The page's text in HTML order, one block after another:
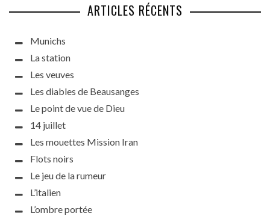
ARTICLES RÉCENTS
Munichs
La station
Les veuves
Les diables de Beausanges
Le point de vue de Dieu
14 juillet
Les mouettes Mission Iran
Flots noirs
Le jeu de la rumeur
L’italien
L’ombre portée